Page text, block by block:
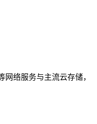
络服务与主流云存储，